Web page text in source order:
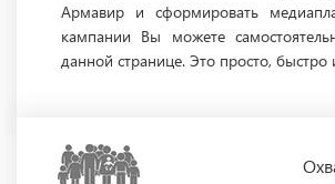
Армавир и сформировать
кампании Вы можете
данной странице. Это просто, быстро